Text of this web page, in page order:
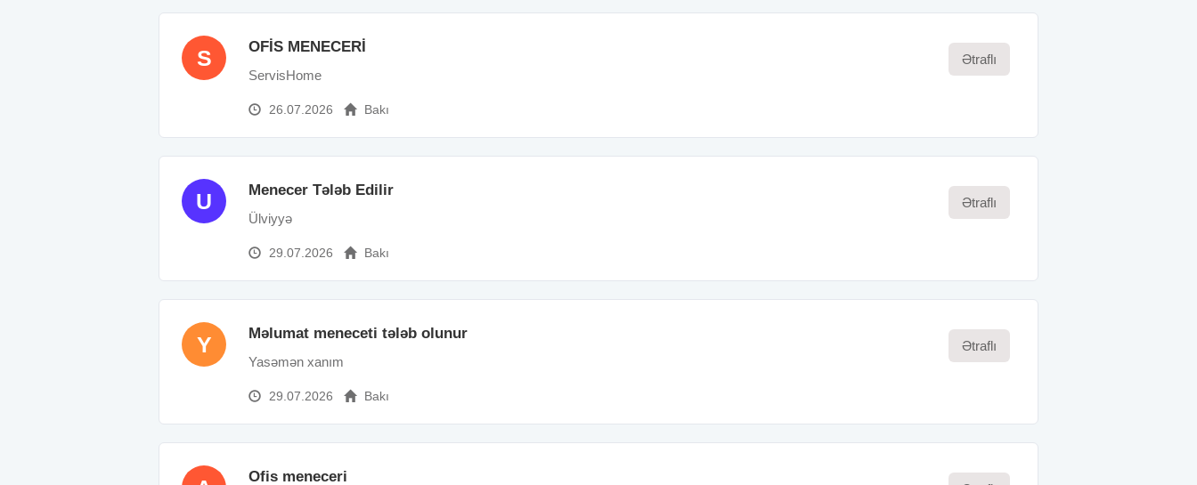
S OFİS MENECERİ
ServisHome
26.07.2026 Bakı
Ətraflı
U Menecer Tələb Edilir
Ülviyyə
29.07.2026 Bakı
Ətraflı
Y Məlumat meneceti tələb olunur
Yasəmən xanım
29.07.2026 Bakı
Ətraflı
Ofis meneceri